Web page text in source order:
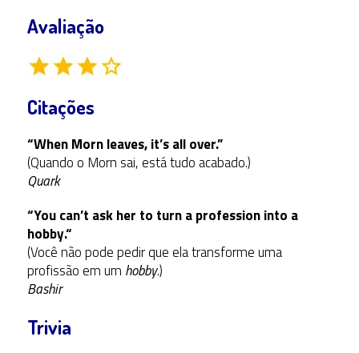
Avaliação
Citações
“When Morn leaves, it’s all over.”
(Quando o Morn sai, está tudo acabado.)
Quark
“You can’t ask her to turn a profession into a
hobby.“
(Você não pode pedir que ela transforme uma
profissão em um hobby.)
Bashir
Trivia